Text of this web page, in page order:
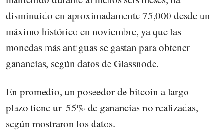
disminuido en aproximadamente 75,000 desde un
máximo histórico en noviembre, ya que las
monedas más antiguas se gastan para obtener
ganancias, según datos de Glassnode.
En promedio, un poseedor de bitcoin a largo
plazo tiene un 55% de ganancias no realizadas,
según mostraron los datos.